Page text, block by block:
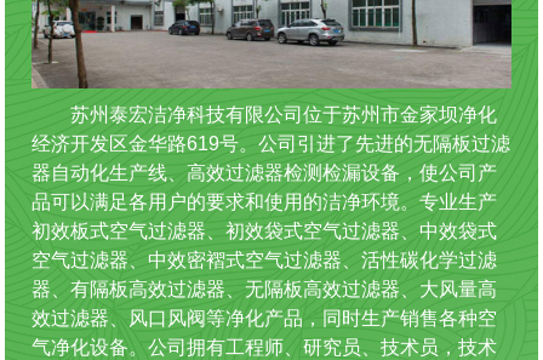
苏州泰宏洁净科技有限公司位于苏州市金家坝净化
经济开发区金华路619号。公司引进了先进的无隔板过滤
器自动化生产线、高效过滤器检测检漏设备，使公司产
品可以满足各用户的要求和使用的洁净环境。专业生产
初效板式空气过滤器、初效袋式空气过滤器、中效袋式
空气过滤器、中效密褶式空气过滤器、活性碳化学过滤
器、有隔板高效过滤器、无隔板高效过滤器、大风量高
效过滤器、风口风阀等净化产品，同时生产销售各种空
气净化设备。公司拥有工程师、研究员、技术员，技术